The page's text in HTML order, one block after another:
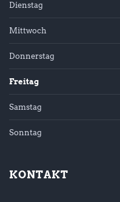
Dienstag
Mittwoch
Donnerstag
Freitag
Samstag
Sonntag
KONTAKT